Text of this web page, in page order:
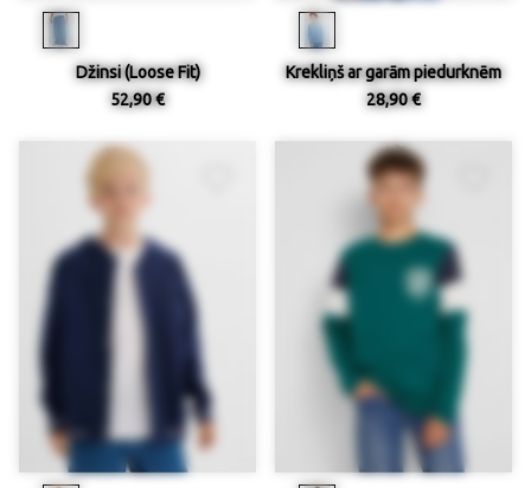
Džinsi (Loose Fit)
52,90 €
Krekliņš ar garām piedurknēm
28,90 €